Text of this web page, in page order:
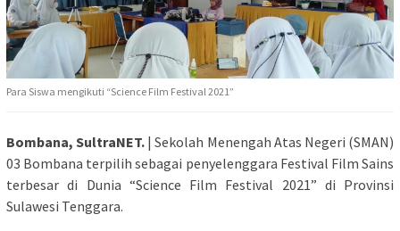
Para Siswa mengikuti “Science Film Festival 2021”
Bombana, SultraNET. | Sekolah Menengah Atas Negeri (SMAN)
03 Bombana terpilih sebagai penyelenggara Festival Film Sains
terbesar di Dunia “Science Film Festival 2021” di Provinsi
Sulawesi Tenggara.